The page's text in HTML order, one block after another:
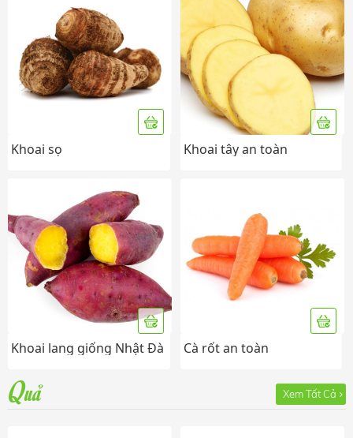
Khoai sọ Khoai tây an toàn
Khoai lang giống Nhật Đà Cà rốt an toàn
Quả Xem Tất Cả